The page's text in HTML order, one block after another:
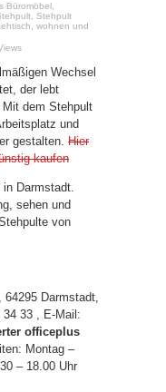
Büromöbel
Stehpult
wohnen und
Wechsel
der lebt
dem Stehpult
und
gestalten. Hier
kaufen
Darmstadt.
sehen und
von
64295 Darmstadt,
34 33 , E-Mail:
officeplus
Montag –
– 18.00 Uhr